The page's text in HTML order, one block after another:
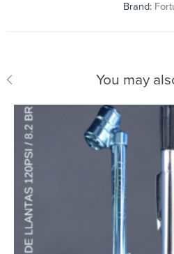
Brand:
You may